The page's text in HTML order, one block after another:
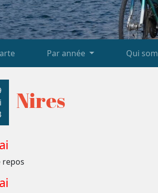
Par année Qui
Nires
repos